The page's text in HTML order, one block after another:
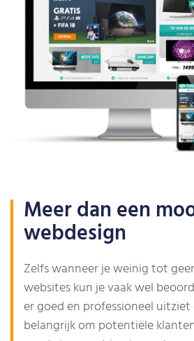
Meer dan een
webdesign
Zelfs wanneer je weinig tot
websites kun je vaak wel
er goed en professioneel
belangrijk om potentiële